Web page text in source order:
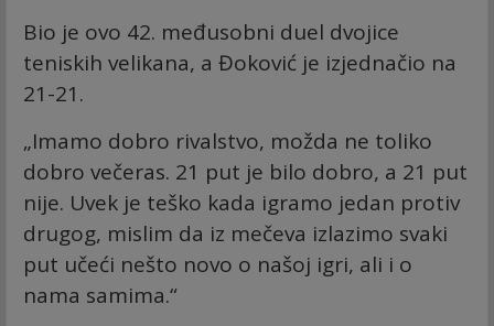
Bio je ovo 42. međusobni duel dvojice
teniskih velikana, a Đoković je izjednačio na
21-21.
„Imamo dobro rivalstvo, možda ne toliko
dobro večeras. 21 put je bilo dobro, a 21 put
nije. Uvek je teško kada igramo jedan protiv
drugog, mislim da iz mečeva izlazimo svaki
put učeći nešto novo o našoj igri, ali i o
nama samima.“